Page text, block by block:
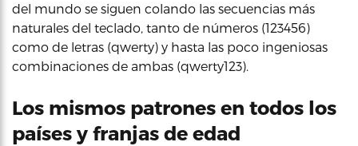
del mundo se siguen colando las secuencias más
naturales del teclado, tanto de números (123456)
como de letras (qwerty) y hasta las poco ingeniosas
combinaciones de ambas (qwerty123).
Los mismos patrones en todos los
países y franjas de edad